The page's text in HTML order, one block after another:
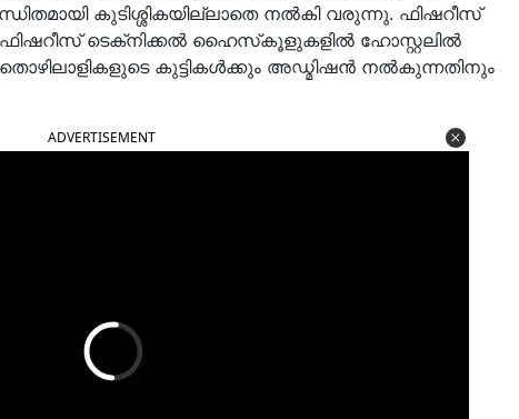
കുടിശ്ശികയില്ലാതെ നല്‍കി വരുന്നു. ഫിഷറീസ്
ഫിഷറീസ് ടെക്‌നിക്കല്‍ ഹൈസ്‌കൂളുകളില്‍ ഹോസ്റ്റലില്‍
തൊഴിലാളികളുടെ കുട്ടികള്‍ക്കും അഡ്മിഷന്‍ നല്‍കുന്നതിനും
ADVERTISEMENT